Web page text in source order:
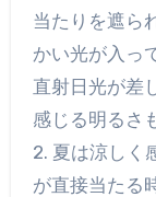
当たりを遮ら
かい光が入っ
直射日光が差
感じる明るさ
2. 夏は涼しく
が直接当たる